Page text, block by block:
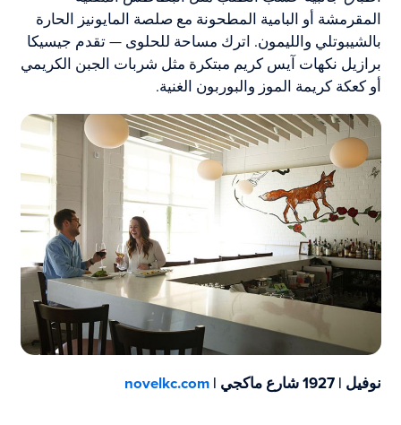
المقرمشة أو البامية المطحونة مع صلصة المايونيز الحارة
بالشيبوتلي والليمون. اترك مساحة للحلوى — تقدم جيسيكا
برازيل نكهات آيس كريم مبتكرة مثل شربات الجبن الكريمي
أو كعكة كريمة الموز والبوربون الغنية.
نوفيل | 1927 شارع ماكجي | novelkc.com